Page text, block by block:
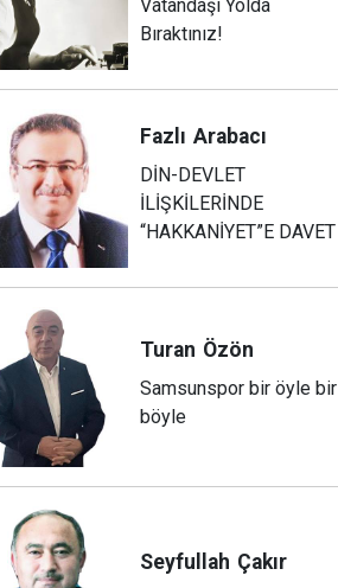
Vatandaşı Yolda
Bıraktınız!
Fazlı Arabacı
DİN-DEVLET
İLİŞKİLERİNDE
“HAKKANİYET”E DAVET
Turan Özön
Samsunspor bir öyle bir
böyle
Seyfullah Çakır